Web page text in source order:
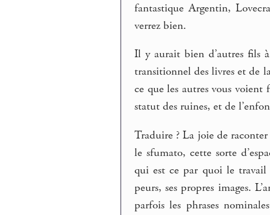
fantastique Argentin,
verrez bien.
Il y aurait bien d’autres fils
transitionnel des livres et de
ce que les autres vous
statut des ruines, et de
Traduire ? La joie de
le sfumato, cette sorte
qui est ce par quoi le
peurs, ses propres images.
parfois les phrases